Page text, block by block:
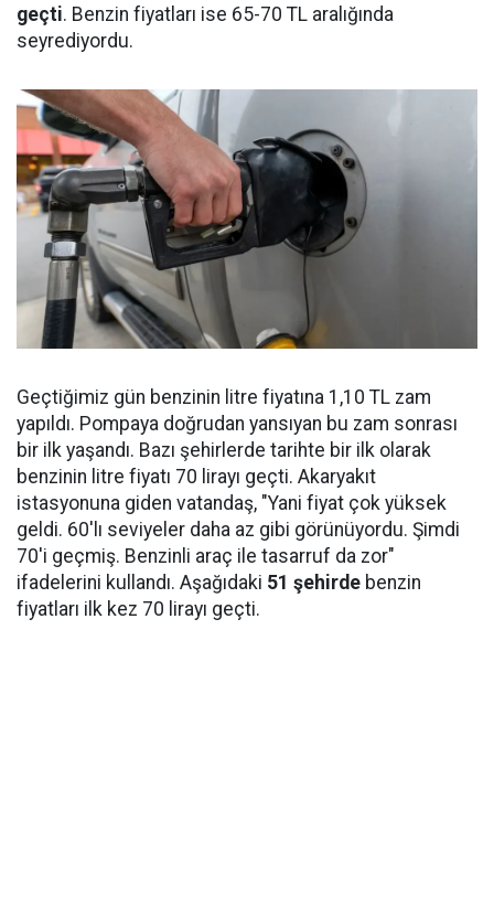
geçti. Benzin fiyatları ise 65-70 TL aralığında
seyrediyordu.
Geçtiğimiz gün benzinin litre fiyatına 1,10 TL zam
yapıldı. Pompaya doğrudan yansıyan bu zam sonrası
bir ilk yaşandı. Bazı şehirlerde tarihte bir ilk olarak
benzinin litre fiyatı 70 lirayı geçti. Akaryakıt
istasyonuna giden vatandaş, "Yani fiyat çok yüksek
geldi. 60'lı seviyeler daha az gibi görünüyordu. Şimdi
70'i geçmiş. Benzinli araç ile tasarruf da zor"
ifadelerini kullandı. Aşağıdaki 51 şehirde benzin
fiyatları ilk kez 70 lirayı geçti.